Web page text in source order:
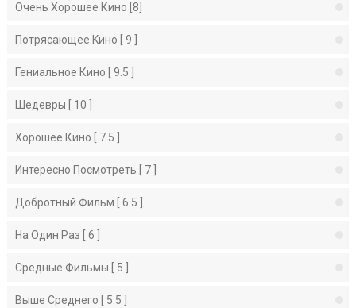
Очень Хорошее Кино [8]
Потрясающее Kино [ 9 ]
Гениальное Кино [ 9.5 ]
Шедевры [ 10 ]
Хорошее Кино [ 7.5 ]
Интересно Посмотреть [ 7 ]
Добротный Фильм [ 6.5 ]
На Один Раз [ 6 ]
Средные Фильмы [ 5 ]
Выше Среднего [ 5.5 ]